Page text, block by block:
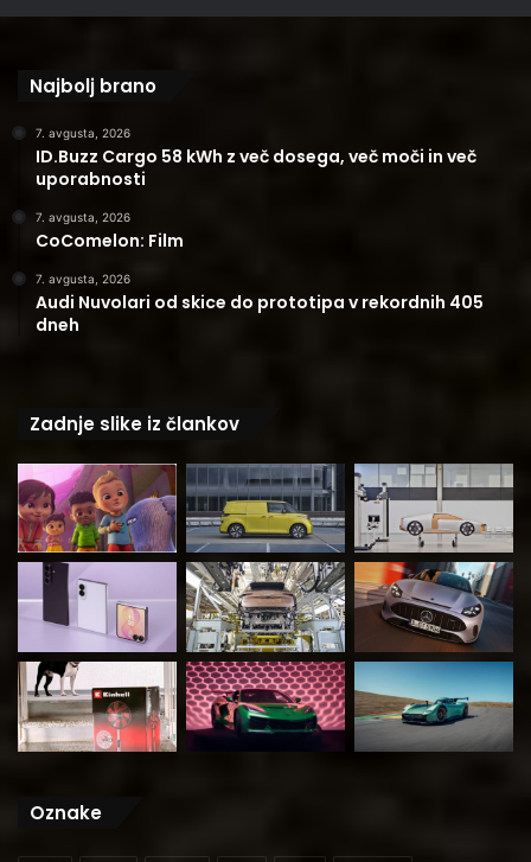
Najbolj brano
7. avgusta, 2026
ID.Buzz Cargo 58 kWh z več dosega, več moči in več
uporabnosti
7. avgusta, 2026
CoComelon: Film
7. avgusta, 2026
Audi Nuvolari od skice do prototipa v rekordnih 405
dneh
Zadnje slike iz člankov
Oznake